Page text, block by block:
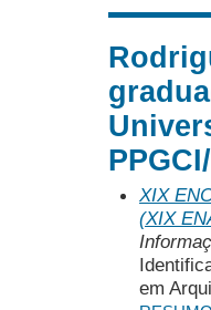
XIX
(XIX
em